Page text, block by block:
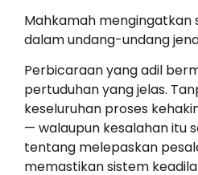
Mahkamah mengingatkan
dalam undang-undang
Perbicaraan yang adil
pertuduhan yang jelas.
keseluruhan proses
— walaupun kesalahan itu
tentang melepaskan
memastikan sistem